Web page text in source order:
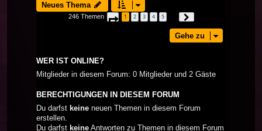
Neues Thema
246 Themen Seite 1von
1 2 3 4 5
Gehe zu
WER IST ONLINE?
Mitglieder in diesem Forum: 0 Mitglieder und 2 Gäste
BERECHTIGUNGEN IN DIESEM FORUM
Du darfst keine neuen Themen in diesem Forum
erstellen.
Du darfst keine Antworten zu Themen in diesem Forum